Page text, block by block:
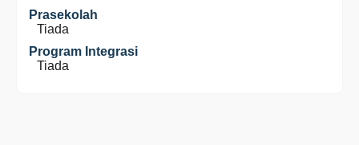
Prasekolah
Tiada
Program Integrasi
Tiada